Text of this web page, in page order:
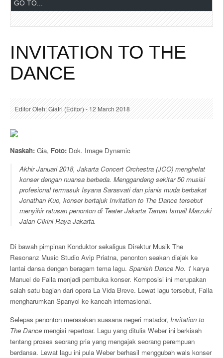
INVITATION TO THE
DANCE
Editor Oleh: Giatri (Editor) - 12 March 2018
Naskah: Gia, Foto: Dok. Image Dynamic
Akhir Januari 2018, Jakarta Concert Orchestra (JCO) menghelat
konser dengan nuansa berbeda. Menggandeng sekitar 50 musisi
profesional termasuk Isyana Sarasvati dan pianis muda berbakat
Jonathan Kuo, konser bertajuk Invitation to The Dance tersebut
menyihir ratusan penonton di Teater Jakarta Taman Ismail Marzuki
Jalan Cikini Raya Jakarta.
Di bawah pimpinan Konduktor sekaligus Direktur Musik The
Resonanz Music Studio Avip Priatna, penonton seakan diajak ke
lantai dansa dengan beragam tema lagu. Spanish Dance No. 1 karya
Manuel de Falla menjadi pembuka konser. Komposisi ini merupakan
salah satu bagian dari opera La Vida Breve. Lewat lagu tersebut, Falla
mengharumkan Spanyol ke kancah internasional.
Selepas penonton merasakan suasana negeri matador, Invitation to
The Dance mengisi repertoar. Lagu yang ditulis Weber ini berkisah
tentang proses seorang pria yang mengajak seorang perempuan
berdansa. Lewat lagu ini pula Weber berhasil menggubah wals konser